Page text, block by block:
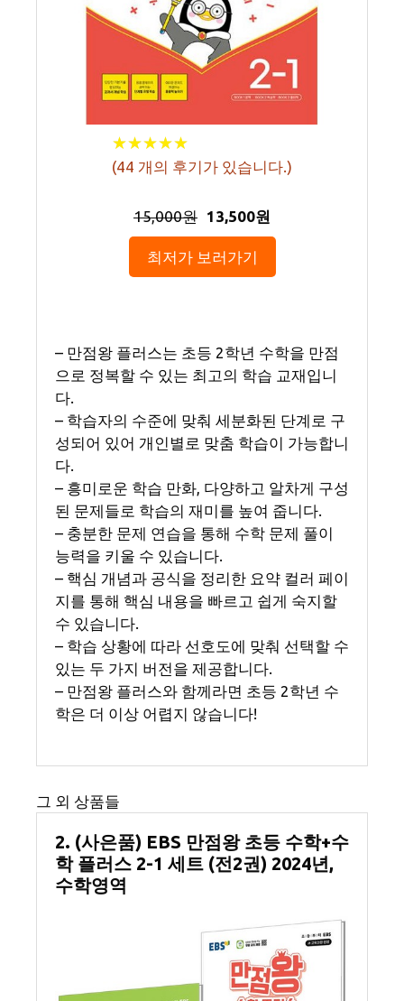
★★★★★
★★★★★
(44 개의 후기가 있습니다.)
15,000원 13,500원
최저가 보러가기
– 만점왕 플러스는 초등 2학년 수학을 만점
으로 정복할 수 있는 최고의 학습 교재입니
다.
– 학습자의 수준에 맞춰 세분화된 단계로 구
성되어 있어 개인별로 맞춤 학습이 가능합니
다.
– 흥미로운 학습 만화, 다양하고 알차게 구성
된 문제들로 학습의 재미를 높여 줍니다.
– 충분한 문제 연습을 통해 수학 문제 풀이
능력을 키울 수 있습니다.
– 핵심 개념과 공식을 정리한 요약 컬러 페이
지를 통해 핵심 내용을 빠르고 쉽게 숙지할
수 있습니다.
– 학습 상황에 따라 선호도에 맞춰 선택할 수
있는 두 가지 버전을 제공합니다.
– 만점왕 플러스와 함께라면 초등 2학년 수
학은 더 이상 어렵지 않습니다!
그 외 상품들
2. (사은품) EBS 만점왕 초등 수학+수
학 플러스 2-1 세트 (전2권) 2024년,
수학영역